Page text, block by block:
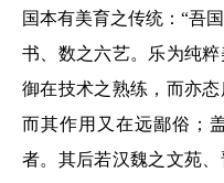
国本有美育之传统：“吾
书、数之六艺。乐为纯
御在技术之熟练，而亦
而其作用又在远鄙俗；
者。其后若汉魏之文苑